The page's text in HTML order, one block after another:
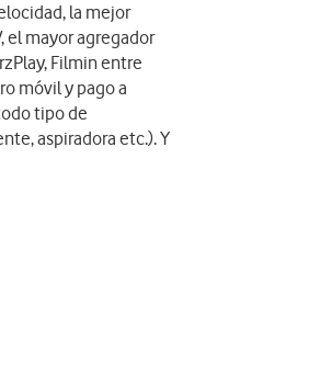
la mejor
el mayor agregador
Filmin entre
móvil y pago a
tipo de
aspiradora etc.). Y